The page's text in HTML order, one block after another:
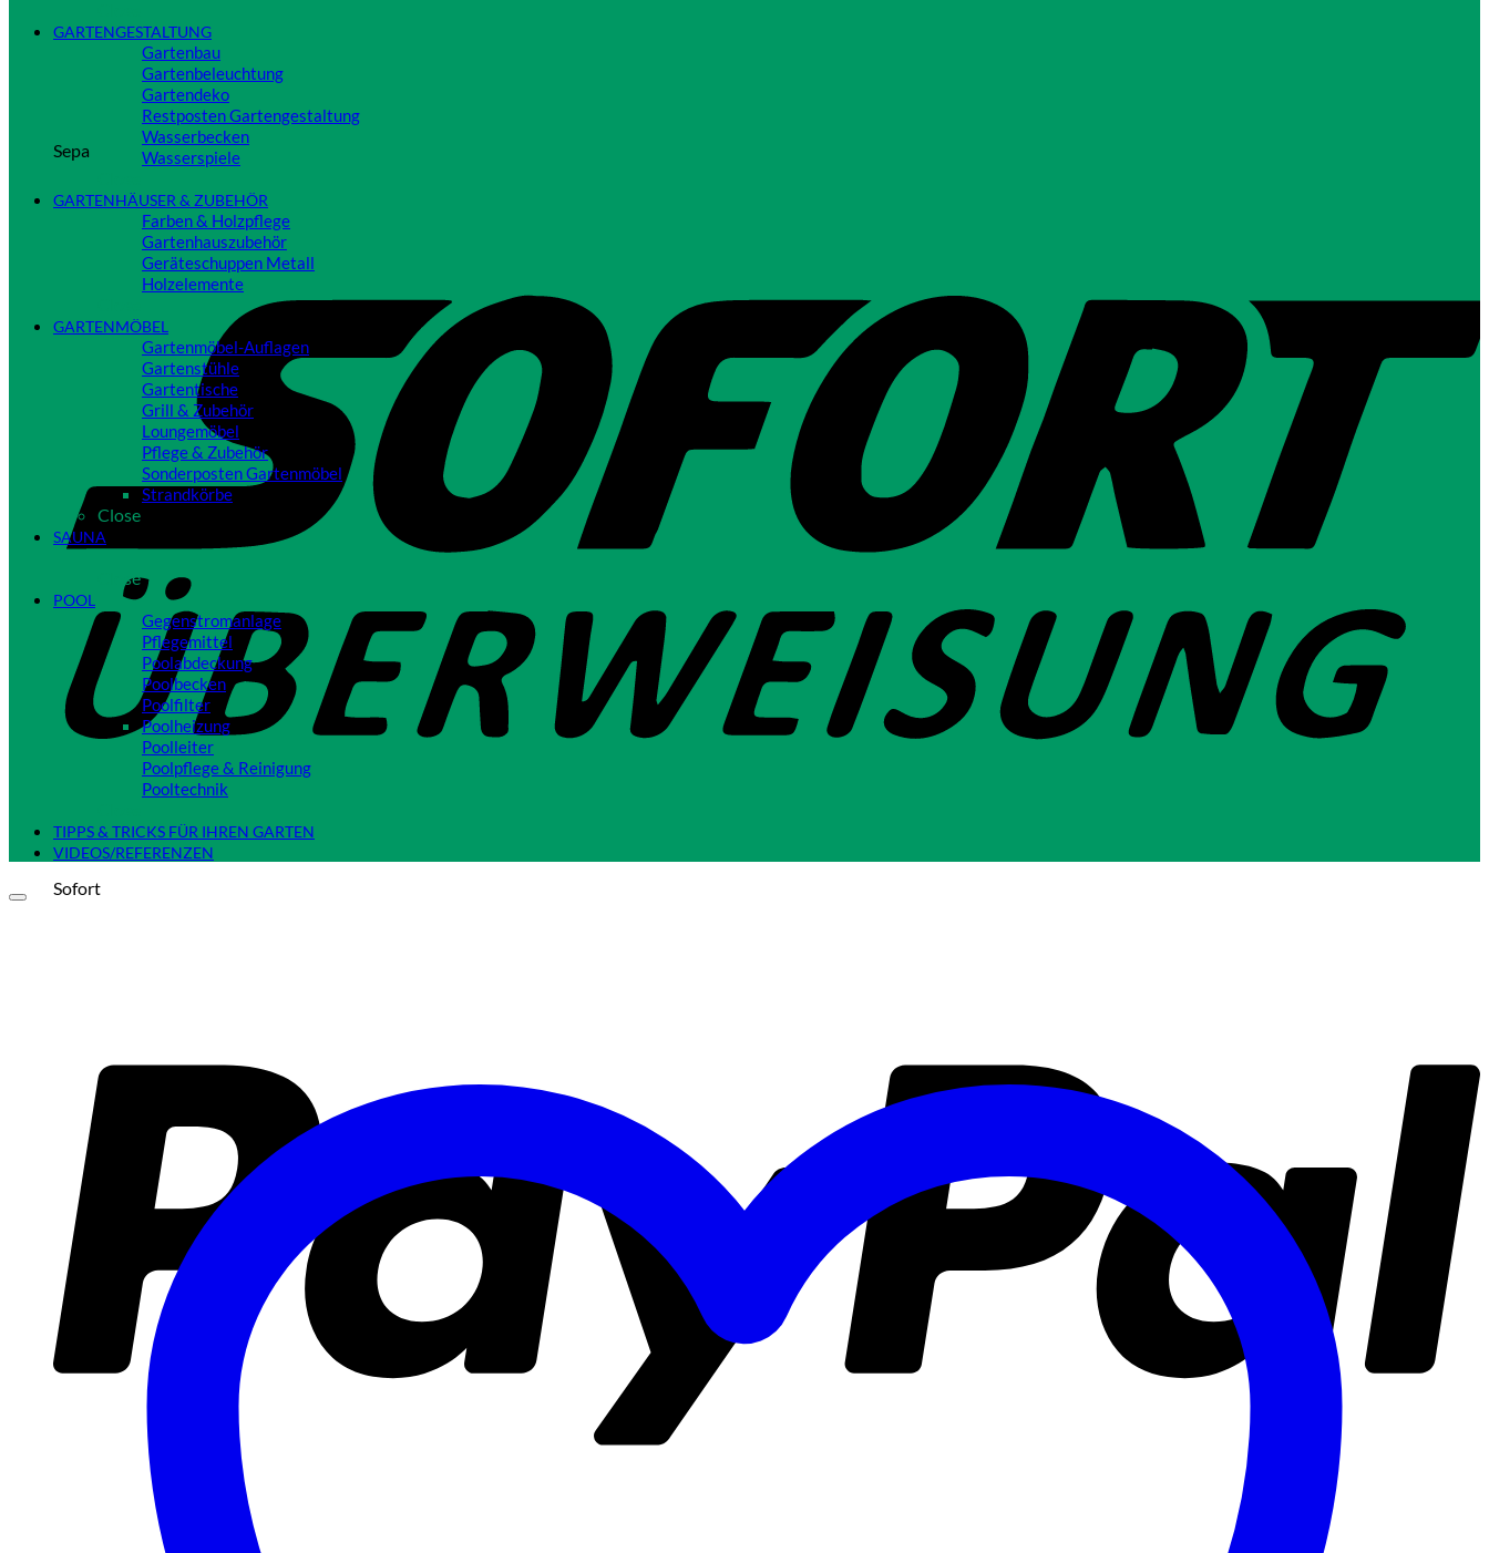
Sepa
Sofort
GARTENGESTALTUNG
Gartenbau
Gartenbeleuchtung
Gartendeko
Restposten Gartengestaltung
Wasserbecken
Wasserspiele
GARTENHÄUSER & ZUBEHÖR
Farben & Holzpflege
Gartenhauszubehör
Geräteschuppen Metall
Holzelemente
GARTENMÖBEL
Gartenmöbel-Auflagen
Gartenstühle
Gartentische
Grill & Zubehör
Loungemöbel
Pflege & Zubehör
Sonderposten Gartenmöbel
Strandkörbe
Close
SAUNA
Close
POOL
Gegenstromanlage
Pflegemittel
Poolabdeckung
Poolbecken
Poolfilter
Poolheizung
Poolleiter
Poolpflege & Reinigung
Pooltechnik
TIPPS & TRICKS FÜR IHREN GARTEN
VIDEOS/REFERENZEN